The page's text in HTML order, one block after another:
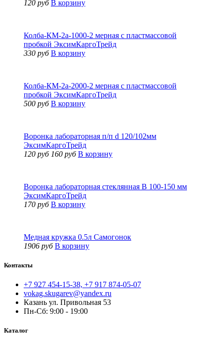
120 руб В корзину
Колба-КМ-2а-1000-2 мерная с пластмассовой
пробкой ЭксимКаргоТрейд
330 руб В корзину
Колба-КМ-2а-2000-2 мерная с пластмассовой
пробкой ЭксимКаргоТрейд
500 руб В корзину
Воронка лабораторная п/п d 120/102мм
ЭксимКаргоТрейд
120 руб 160 руб В корзину
Воронка лабораторная стеклянная В 100-150 мм
ЭксимКаргоТрейд
170 руб В корзину
Медная кружка 0.5л Самогонок
1906 руб В корзину
Контакты
+7 927 454-15-38, +7 917 874-05-07
vokag.skugarev@yandex.ru
Казань ул. Привольная 53
Пн-Сб: 9:00 - 19:00
Каталог